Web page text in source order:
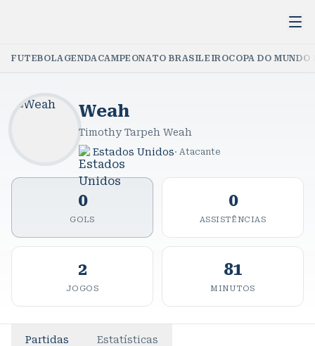
FUTEBOLAGENDACAMPEONATO BRASILEIROCOPA DO
Weah
Timothy Tarpeh Weah
Estados Unidos· Atacante
0
GOLS
0
ASSISTÊNCIAS
2
JOGOS
81
MINUTOS
Partidas Estatísticas